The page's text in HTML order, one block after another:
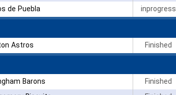
de Puebla inprogress
Astros Finished
Barons Finished